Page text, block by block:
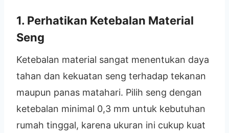
1. Perhatikan Ketebalan Material
Seng
Ketebalan material sangat menentukan daya
tahan dan kekuatan seng terhadap tekanan
maupun panas matahari. Pilih seng dengan
ketebalan minimal 0,3 mm untuk kebutuhan
rumah tinggal, karena ukuran ini cukup kuat